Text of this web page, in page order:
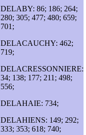
DELABY: 86; 186; 264;
280; 305; 477; 480; 659;
701;
DELACAUCHY: 462;
719;
DELACRESSONNIERE:
34; 138; 177; 211; 498;
556;
DELAHAIE: 734;
DELAHIENS: 149; 292;
333; 353; 618; 740;